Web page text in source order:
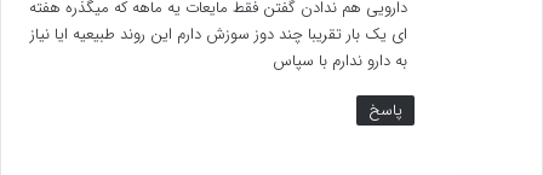
دارویی هم ندادن گفتن فقط مایعات یه ماهه که میگذره هفته
ای یک بار تقریبا چند دوز سوزش دارم این روند طبیعیه ایا نیاز
به دارو ندارم با سپاس
پاسخ